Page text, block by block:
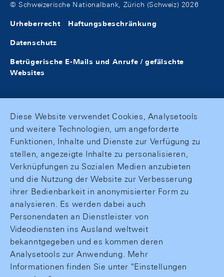
© Schweizerische Nationalbank, Zürich (Schweiz) 2026
Urheberrecht Haftungsbeschränkung
Datenschutz
Betrügerische E-Mails und Anrufe / gefälschte
Websites
Diese Website verwendet Cookies, Analysetools
und weitere Technologien, um angeforderte
Funktionen, Inhalte und Dienste zur Verfügung zu
stellen, angezeigte Inhalte zu personalisieren,
Verknüpfungen zu Sozialen Medien anzubieten
und die Nutzung der Website zur Verbesserung
ihrer Bedienbarkeit in anonymisierter Form zu
analysieren. Es werden dabei auch
Personendaten an Dienstleister von
Videodiensten ins Ausland weltweit
bekanntgegeben und es kommen deren
Analysetools zur Anwendung. Mehr
Informationen finden Sie unter "Einstellungen